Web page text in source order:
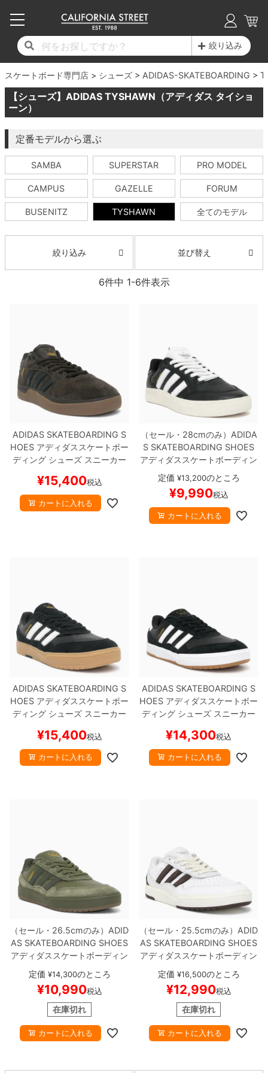
絞り込み
スケートボード専門店 シューズ ADIDAS-SKATEBOARDING
【シューズ】ADIDAS TYSHAWN（アディダス タイショ
ーン）
定番モデルから選ぶ
SAMBA SUPERSTAR PRO MODEL
CAMPUS GAZELLE FORUM
BUSENITZ TYSHAWN 全てのモデル
絞り込み 並び替え
6件中 1-6件表示
ADIDAS SKATEBOARDING S
HOES アディダススケートボー
ディング シューズ スニーカー
A COFFEEHQ4740スケート
ボード スケボー
¥15,400税込
カートに入れる
（セール・28cmのみ） ADIDA
S SKATEBOARDING SHOES
アディダススケートボーディン
シューズ スニーカー
AWN LOW
BLACK/WHITE/W
JQ1137スケートボード
スケボー
定価 ¥13,200のところ
¥9,990税込
カートに入れる
ADIDAS SKATEBOARDING S
HOES アディダススケートボー
ディング シューズ スニーカー
HQ4734スケートボード
スケボー
¥15,400税込
カートに入れる
ADIDAS SKATEBOARDING S
HOES アディダススケートボー
ディング シューズ スニーカー
スケートボード スケボ
ー
¥14,300税込
カートに入れる
（セール・26.5cmのみ） ADID
AS SKATEBOARDING SHOES
アディダススケートボーディン
シューズ スニーカー
AWN IIOLIVE/GUM JQ1132
スケートボード スケボー
定価 ¥14,300のところ
¥10,990税込
在庫切れ
カートに入れる
（セール・25.5cmのみ） ADID
AS SKATEBOARDING SHOES
アディダススケートボーディン
シューズ スニーカー
AWN II x ZACH SARACENO
WHITE/BROWNJQ1620
ートボード スケボー
定価 ¥16,500のところ
¥12,990税込
在庫切れ
カートに入れる
17時までのご注文は当日発送！
11,000円以上で送料無料！
毎月1日はポイント5倍！10日と20日は3倍！
デッキ
17時までのご注文は当日発送！
11,000円以上で送料無料！
毎月1日はポイント5倍！10日と20日は3倍！
デッキ新着一覧
デッキブランド一覧（全てのデッキ）
サイズからデッキを選ぶ
子供用デッキ
7.0inch以下
7.2inch
7.3inch
7.5inch
7.6inch
8.1inch
8.2inch
8.3inch
8.4inch
8.5inch
8.6inch
9.0inch以上
シェイプデッキ
高性能デッキ
トラック
17時までのご注文は当日発送！
11,000円以上で送料無料！
毎月1日はポイント5倍！10日と20日は3倍！
トラック新着一覧
トラックブランド一覧（全てのトラック）
適合デッキサイズから選ぶ
7.0inch以下
7.2inch
7.3inch
7.5inch
7.6inch
7.7inch
8.2inch
8.3inch
8.4inch
8.5inch
8.6inch
8.7inch
ウィール
17時までのご注文は当日発送！
11,000円以上で送料無料！
毎月1日はポイント5倍！10日と20日は3倍！
ウィール新着一覧
ウィールブランド一覧（全てのウィール）
ウィールをサイズから選ぶ
50mm
51mm
52mm
53mm
54mm
55mm
60mm
62mm
64mm
65mm
70mm
スピットファイヤー F4（フォーミュラフォ
ー）
ボーンズ STF（エスティーエフ）
ソフトウィール（クルーザー）
足回りセット（トラック・ウィールセット）
ヘルメット・パッド
練習用アイテム（初心者におすすめ）
スケートケース・バッグ
メディア（雑誌・DVD・CD）
17時までのご注文は当日発送！
11,000円以上で送料無料！
毎月1日はポイント5倍！10日と20日は3倍！
シューズ新着一覧
シューズブランド一覧
シューズをサイズから選ぶ
20cm
21cm
22cm
22.5cm
23cm
23.5cm
26cm
26.5cm
27.5cm
28cm
28.5cm
サンダル
シューレース・その他
17時までのご注文は当日発送！
11,000円以上で送料無料！
毎月1日はポイント5倍！10日と20日は3倍！
ロングスリーブTシャツ
ジャケット
パーカー
7分袖シャツ・ラグラン
半袖シャツ
キャップ
ソックス
アンダーウエア
サイズの測り方
17時までのご注文は当日発送！
11,000円以上で送料無料！
毎月1日はポイント5倍！10日と20日は3倍！
最新ブログ一覧
カテゴリー
17時までのご注文は当日発送！
11,000円以上で送料無料！
毎月1日はポイント5倍！10日と20日は3倍！
初心者の方へ
商品情報
徹底解析
スタッフおすすめアイテム
17時までのご注文は当日発送！
11,000円以上で送料無料！
毎月1日はポイント5倍！10日と20日は3倍！
店舗情報
ショップライダー紹介
スタッフ紹介
カリフォルニアストリートの歴史
プライバシーポリシー
特定商取引法に基づく表記